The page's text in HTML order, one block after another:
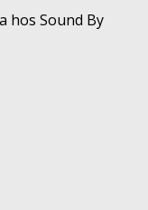
hos Sound By